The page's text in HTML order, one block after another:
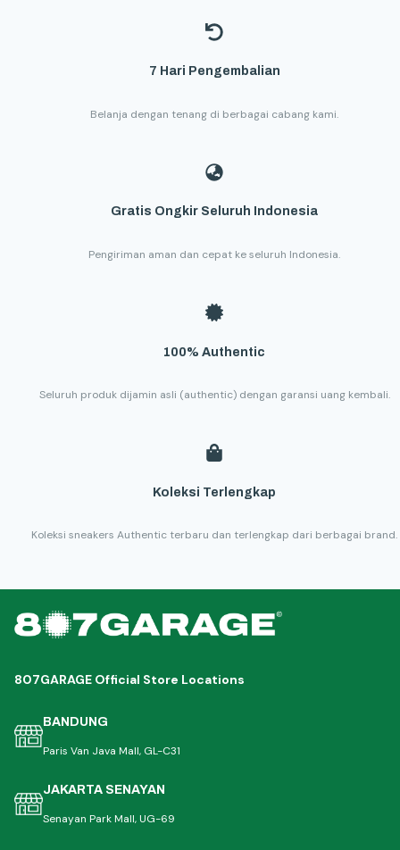
7 Hari Pengembalian
Belanja dengan tenang di berbagai cabang kami.
Gratis Ongkir Seluruh Indonesia
Pengiriman aman dan cepat ke seluruh Indonesia.
100% Authentic
Seluruh produk dijamin asli (authentic) dengan garansi uang kembali.
Koleksi Terlengkap
Koleksi sneakers Authentic terbaru dan terlengkap dari berbagai brand.
807GARAGE Official Store Locations
BANDUNG
Paris Van Java Mall, GL-C31
JAKARTA SENAYAN
Senayan Park Mall, UG-69